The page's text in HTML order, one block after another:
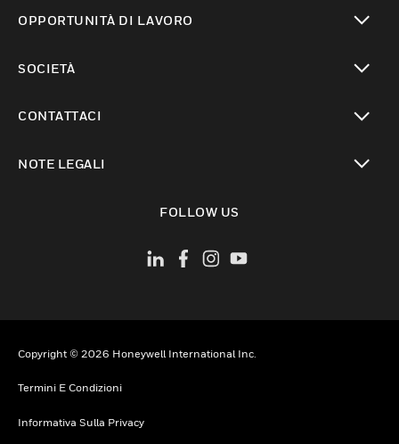
OPPORTUNITÀ DI LAVORO
SOCIETÀ
CONTATTACI
NOTE LEGALI
FOLLOW US
Copyright © 2026 Honeywell International Inc.
Termini E Condizioni
Informativa Sulla Privacy